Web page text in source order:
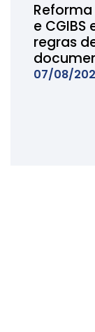
e
regras
07/08/